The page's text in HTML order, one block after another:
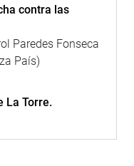
contra las
Paredes Fonseca
País)
La Torre.